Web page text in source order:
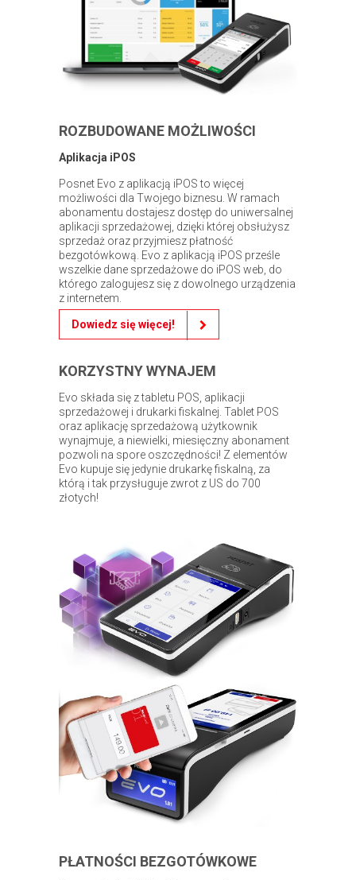
ROZBUDOWANE MOŻLIWOŚCI
Aplikacja iPOS
Posnet Evo z aplikacją iPOS to więcej
możliwości dla Twojego biznesu. W ramach
abonamentu dostajesz dostęp do uniwersalnej
aplikacji sprzedażowej, dzięki której obsłużysz
sprzedaż oraz przyjmiesz płatność
bezgotówkową. Evo z aplikacją iPOS prześle
wszelkie dane sprzedażowe do iPOS web, do
którego zalogujesz się z dowolnego urządzenia
z internetem.
Dowiedz się więcej!
KORZYSTNY WYNAJEM
Evo składa się z tabletu POS, aplikacji
sprzedażowej i drukarki fiskalnej. Tablet POS
oraz aplikację sprzedażową użytkownik
wynajmuje, a niewielki, miesięczny abonament
pozwoli na spore oszczędności! Z elementów
Evo kupuje się jedynie drukarkę fiskalną, za
którą i tak przysługuje zwrot z US do 700
złotych!
PŁATNOŚCI BEZGOTÓWKOWE